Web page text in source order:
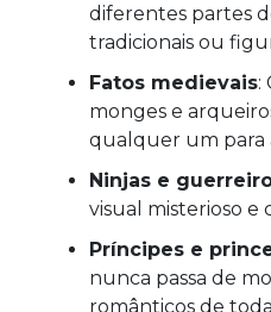
diferentes partes
tradicionais ou
Fatos medievais:
monges e
qualquer um para
Ninjas e
visual misterioso e
Príncipes e
nunca passa de
românticos de